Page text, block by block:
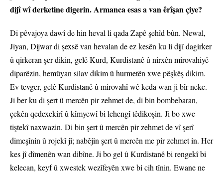
dijî wî derketine digerin. Armanca esas a van êrîşan çiye?
Di pêvajoya dawî de hin heval li qada Zapê şehîd bûn. Newal,
Jiyan, Dijwar di şexsê van hevalan de ez kesên ku li dijî dagirker
û qirkeran şer dikin, gelê Kurd, Kurdistanê û nirxên mirovahiyê
diparêzin, hemûyan silav dikim û hurmetên xwe pêşkêş dikim.
Ev tevger, gelê Kurdistanê û mirovahî wê keda wan ji bîr neke.
Ji ber ku di şert û mercên pir zehmet de, di bin bombebaran,
çekên qedexekirî û kîmyewî bi lehengî têdikoşin. Ji bo xwe
tiştekî naxwazin. Di bin şert û mercên pir zehmet de vî şerî
dimeşînin û rojekî jî; nabêjin şert û mercên me pir zehmet in. Her
kes jî dîmenên wan dibîne. Ji bo gel û Kurdistanê bi rengekî bi
kelecan, keyf û xwestek wezîfeyên xwe bi cih tînin. Ewane ne